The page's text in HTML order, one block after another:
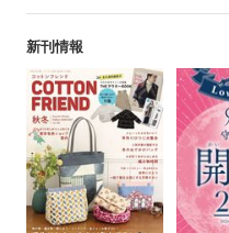
新刊情報